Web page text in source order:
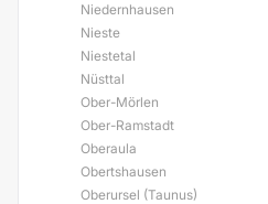
Niedernhausen
Nieste
Niestetal
Nüsttal
Ober-Mörlen
Ober-Ramstadt
Oberaula
Obertshausen
Oberursel (Taunus)